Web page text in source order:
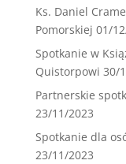
Ks. Daniel
Pomorskiej 01/
Spotkanie w
Quistorpowi 30/
Partnerskie
23/11/2023
Spotkanie dla
23/11/2023